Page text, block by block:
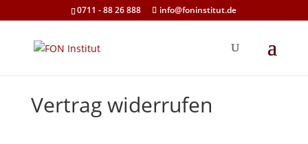
0711 - 88 26 888 info@foninstitut.de
Vertrag widerrufen